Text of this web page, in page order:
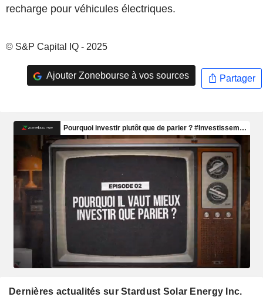
recharge pour véhicules électriques.
© S&P Capital IQ - 2025
Ajouter Zonebourse à vos sources Partager
Dernières actualités sur Stardust Solar Energy Inc.